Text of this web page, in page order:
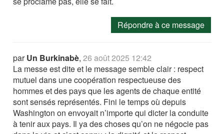
Répondre à ce message
parUn Burkinabè,26 août 2025 12:42
La messe est dite et le message semble clair : respect
mutuel dans une coopération respectueuse des
hommes et des pays que les agents de chaque entité
sont sensés représentés. Fini le temps où depuis
Washington on envoyait n’importe qui dicter la conduite
à tenir aux pays. Il ya des choses qu’on ne négocie pas